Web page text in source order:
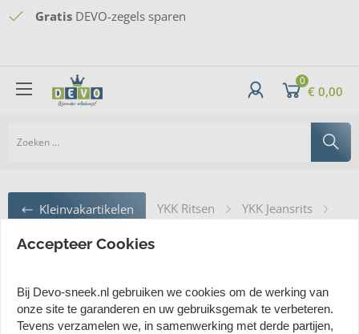
Vertrouwdshoppen sinds 1934
Gratis DEVO-zegels sparen
Webwinkelkeur
0
€ 0,00
Kleinvakartikelen YKK Ritsen
YKK Jeansrits
YKK Jeansrits met brons kleur donkerblauw
YKK Jeansrits met brons kleur
donkerblauw
Accepteer Cookies
Bij Devo-sneek.nl gebruiken we cookies om de werking van
onze site te garanderen en uw gebruiksgemak te verbeteren.
Tevens verzamelen we, in samenwerking met derde partijen,